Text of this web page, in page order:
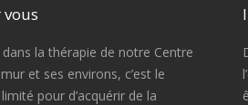
la thérapie de notre Centre
et ses environs, c’est le
pour d’acquérir de la